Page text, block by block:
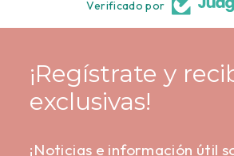
Verificado por
¡Regístrate y
exclusivas!
¡Noticias e información útil